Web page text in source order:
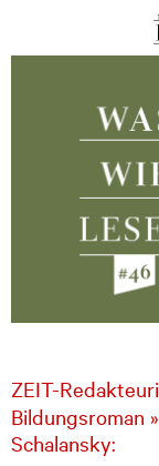
Seiteninhalt
Footer-
ZEIT-
Bildungsroman
Schalansky: